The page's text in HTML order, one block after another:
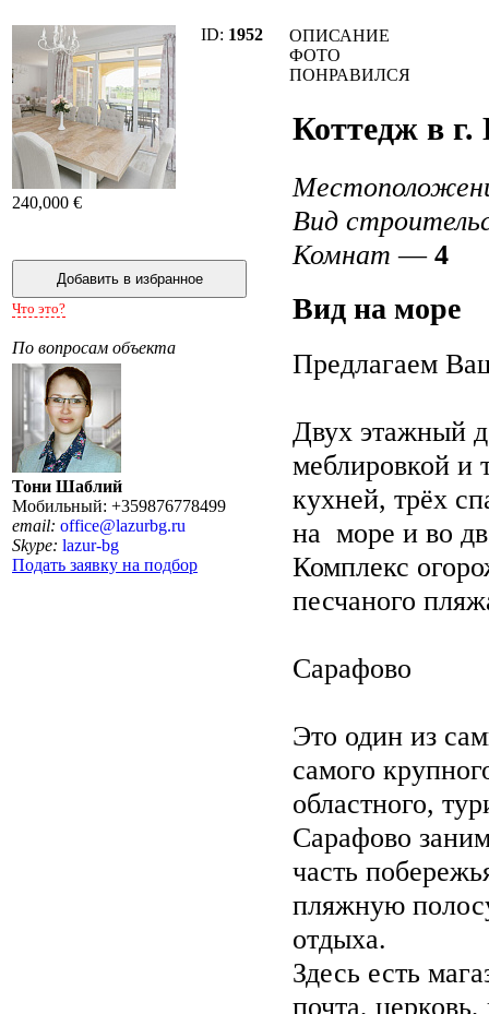
ID: 1952
240,000 €
Что это?
По вопросам объекта
Тони Шаблий
Мобильный: +359876778499
email: office@lazurbg.ru
Skype: lazur-bg
Подать заявку на подбор
ОПИСАНИЕ
ФОТО
ПОНРАВИЛСЯ
Коттедж в г.
Вид
Комнат — 4
Вид на море
Предлагаем
Двух этажный
меблировкой и
кухней, трёх
на море и во
Комплекс
песчаного
Сарафово
Это один из
самого
областного,
Сарафово
часть
пляжную
отдыха.
Здесь есть
почта,